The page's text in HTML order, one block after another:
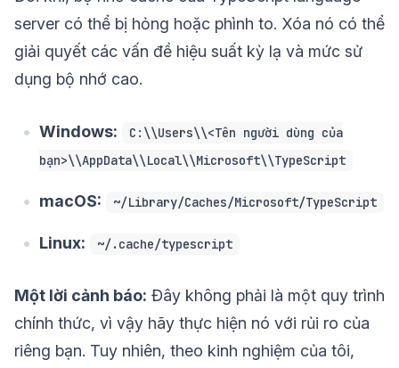
server có thể bị hỏng hoặc phình to. Xóa nó có thể
giải quyết các vấn đề hiệu suất kỳ lạ và mức sử
dụng bộ nhớ cao.
Windows:
C:\\Users\\<Tên người dùng của
bạn>\\AppData\\Local\\Microsoft\\TypeScript
macOS: ~/Library/Caches/Microsoft/TypeScript
Linux: ~/.cache/typescript
Một lời cảnh báo: Đây không phải là một quy trình
chính thức, vì vậy hãy thực hiện nó với rủi ro của
riêng bạn. Tuy nhiên, theo kinh nghiệm của tôi,